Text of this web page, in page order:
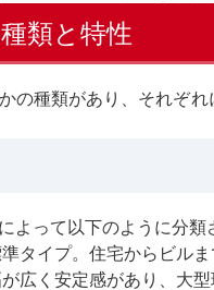
類と特性
の種類があり、それぞ
よって以下のように分類
タイプ。住宅からビル
広く安定感があり、大